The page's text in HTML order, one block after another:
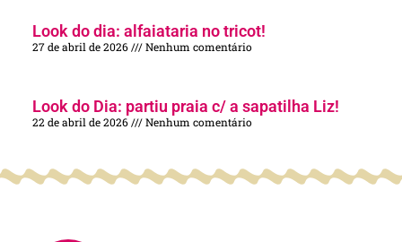
Look do dia: alfaiataria no tricot!
27 de abril de 2026 Nenhum comentário
Look do Dia: partiu praia c/ a sapatilha Liz!
22 de abril de 2026 Nenhum comentário